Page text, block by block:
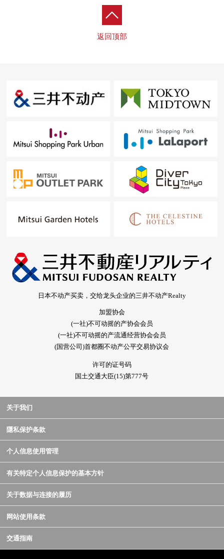
返回顶部
日本不动产买卖，交给龙头企业的三井不动产Realty
加盟协会
(一社)不可动摇的产协会会员
(一社)不可动摇的产流通经营协会会员
(国营公司)首都圈不动产公平交易协议会
许可的证号码
国土交通大臣(15)第777号
关于我们
隱私保护条款
个人信息使用管理
有关特定个人信息保护的基本方针
关于数据与连接的履历
网站使用条款
交通指南